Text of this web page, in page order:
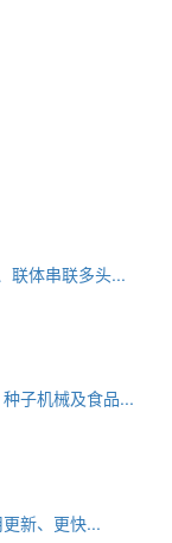
联体串联多头...
子机械及食品...
新、更快...